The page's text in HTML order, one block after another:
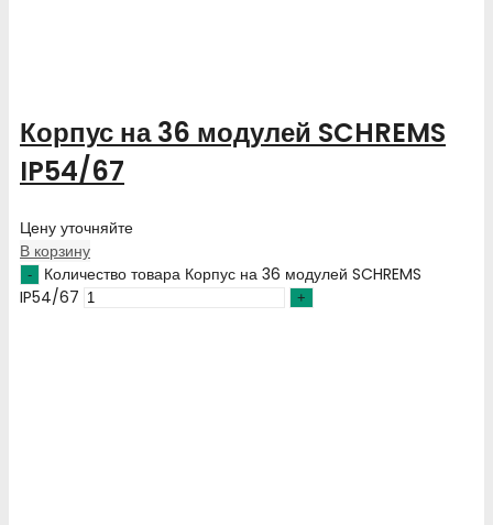
Корпус на 36 модулей SCHREMS
IP54/67
Цену уточняйте
В корзину
Количество товара Корпус на 36 модулей SCHREMS
IP54/67